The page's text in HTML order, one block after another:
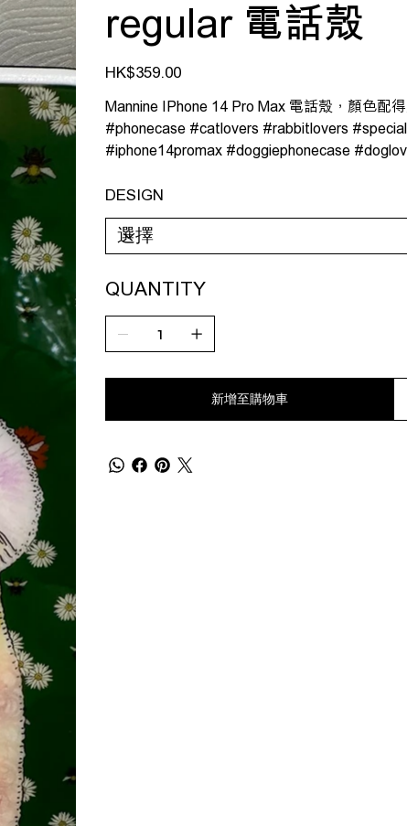
regular 電話殼
價
格HK$359.00
Mannine IPhone 14 Pro Max 電話殼，顏色配
#phonecase #catlovers #rabbitlovers
#iphone14promax #doggiephonecase
DESIGN
QUANTITY
新增至購物車